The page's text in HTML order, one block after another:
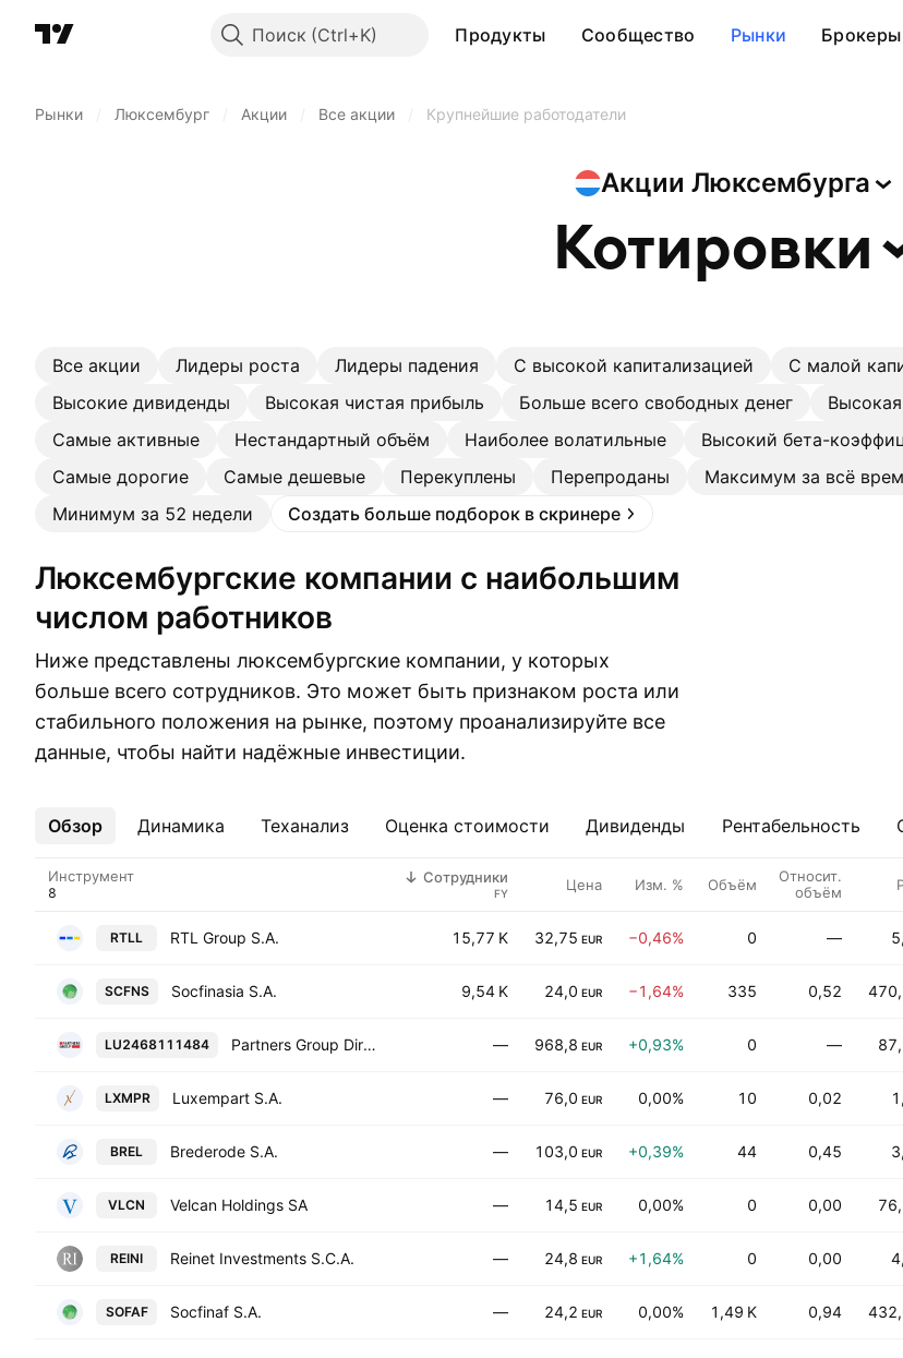
Поиск Продукты Сообщество Рынки Брокеры
Рынки Люксембург Акции Все акции Крупнейшие работодатели
Акции Люксембурга
Котировки
Все акции Лидеры роста Лидеры падения С высокой капитализацией С малой
Высокие дивиденды
Высокая чистая прибыль Больше всего свободных денег
Самые активные
Нестандартный объём Наиболее волатильные Высокий бета-
Самые дорогие
Самые дешевые Перекуплены Перепроданы Максимум за всё
Минимум за 52 недели
Создать больше подборок в скринере
Люксембургские компании с наибольшим
числом работников
Ниже представлены люксембургские компании, у которых
больше всего сотрудников. Это может быть признаком роста или
стабильного положения на рынке, поэтому проанализируйте все
данные, чтобы найти надёжные инвестиции.
Обзор Динамика Теханализ Оценка стоимости Дивиденды Рентабельность
Ещё
Инструмент Сотрудники
FY Цена Изм. % Объём
Относит.
объём
RTLL RTL Group S.A. 15,77 K 32,75 EUR −0,46% 0 —
SCFNS Socfinasia S.A. 9,54 K 24,0 EUR −1,64% 335 0,52
LU2468111484 Partners Group Direct Equity V (EUR) S.C.A. SICAV-RAIF — 968,8 EUR +0,93% 0 —
LXMPR Luxempart S.A. — 76,0 EUR 0,00% 10 0,02
BREL Brederode S.A. — 103,0 EUR +0,39% 44 0,45
VLCN Velcan Holdings SA — 14,5 EUR 0,00% 0 0,00
REINI Reinet Investments S.C.A. — 24,8 EUR +1,64% 0 0,00
SOFAF Socfinaf S.A. — 24,2 EUR 0,00% 1,49 K 0,94